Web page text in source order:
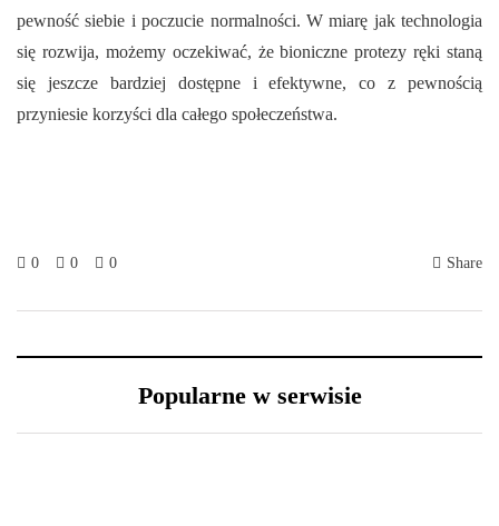
pewność siebie i poczucie normalności. W miarę jak technologia
się rozwija, możemy oczekiwać, że bioniczne protezy ręki staną
się jeszcze bardziej dostępne i efektywne, co z pewnością
przyniesie korzyści dla całego społeczeństwa.
0 0 0 Share
Popularne w serwisie